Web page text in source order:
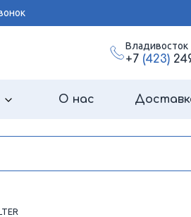
Владивосток
+7 (423)
О нас